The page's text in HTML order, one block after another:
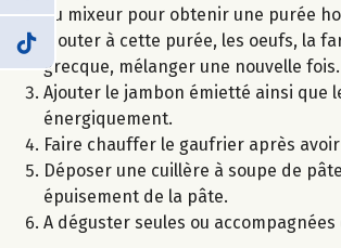
au mixeur pour obtenir une purée
Ajouter à cette purée, les oeufs, la
grecque, mélanger une nouvelle fois.
Ajouter le jambon émietté ainsi que
énergiquement.
Faire chauffer le gaufrier après
Déposer une cuillère à soupe de
épuisement de la pâte.
A déguster seules ou